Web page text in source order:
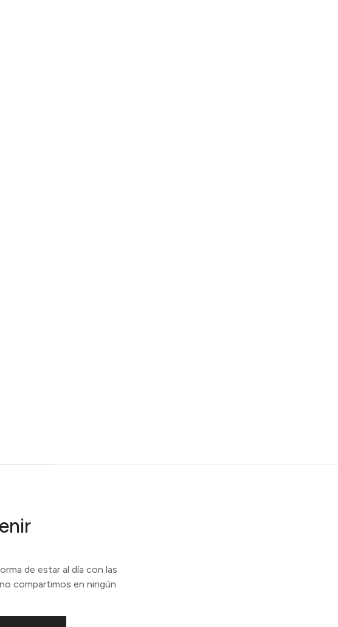
de estar al día con las
compartimos en ningún